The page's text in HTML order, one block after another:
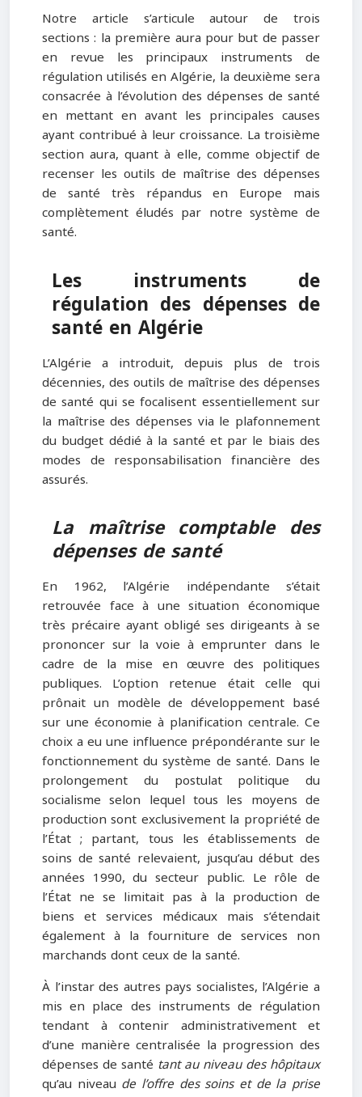
Notre article s’articule autour de trois
sections : la première aura pour but de passer
en revue les principaux instruments de
régulation utilisés en Algérie, la deuxième sera
consacrée à l’évolution des dépenses de santé
en mettant en avant les principales causes
ayant contribué à leur croissance. La troisième
section aura, quant à elle, comme objectif de
recenser les outils de maîtrise des dépenses
de santé très répandus en Europe mais
complètement éludés par notre système de
santé.
Les instruments de
régulation des dépenses de
santé en Algérie
L’Algérie a introduit, depuis plus de trois
décennies, des outils de maîtrise des dépenses
de santé qui se focalisent essentiellement sur
la maîtrise des dépenses via le plafonnement
du budget dédié à la santé et par le biais des
modes de responsabilisation financière des
assurés.
La maîtrise comptable des
dépenses de santé
En 1962, l’Algérie indépendante s’était
retrouvée face à une situation économique
très précaire ayant obligé ses dirigeants à se
prononcer sur la voie à emprunter dans le
cadre de la mise en œuvre des politiques
publiques. L’option retenue était celle qui
prônait un modèle de développement basé
sur une économie à planification centrale. Ce
choix a eu une influence prépondérante sur le
fonctionnement du système de santé. Dans le
prolongement du postulat politique du
socialisme selon lequel tous les moyens de
production sont exclusivement la propriété de
l’État ; partant, tous les établissements de
soins de santé relevaient, jusqu’au début des
années 1990, du secteur public. Le rôle de
l’État ne se limitait pas à la production de
biens et services médicaux mais s’étendait
également à la fourniture de services non
marchands dont ceux de la santé.
À l’instar des autres pays socialistes, l’Algérie a
mis en place des instruments de régulation
tendant à contenir administrativement et
d’une manière centralisée la progression des
dépenses de santé tant au niveau des hôpitaux
qu’au niveau de l’offre des soins et de la prise